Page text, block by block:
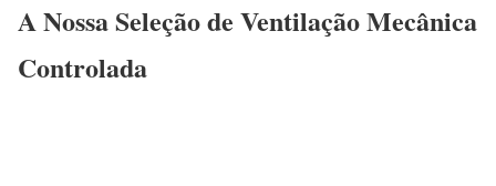
A Nossa Seleção de Ventilação Mecânica
Controlada